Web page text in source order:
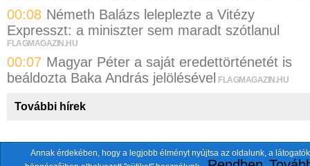
00:08 Németh Balázs leleplezte a Vitézy
Expresszt: a miniszter sem maradt szótlanul
FLAGMAGAZIN.HU
00:07 Magyar Péter a saját eredettörténetét is
beáldozta Baka András jelölésével
FLAGMAGAZIN.HU
További hírek
A fentiekkel együtt összesen 118 oldalt szemlézünk.
Annak érdekében, hogy a legjobb élményt nyújtsa az oldalunk, a látogatók